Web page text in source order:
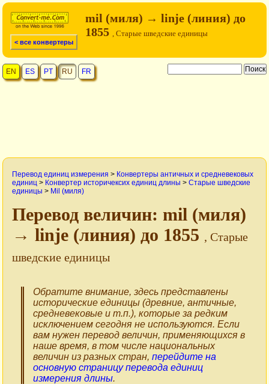
< все конвертеры
mil (миля) → linje (линия) до
1855 , Старые шведские единицы
EN ES PT RU FR
Перевод единиц измерения > Конвертеры античных и средневековых
единиц > Конвертер историчексих единиц длины > Старые шведские
единицы > Mil (миля)
Перевод величин: mil (миля)
→ linje (линия) до 1855 , Старые
шведские единицы
Обратите внимание, здесь представлены
исторические единицы (древние, античные,
средневековые и т.п.), которые за редким
исключением сегодня не используются. Если
вам нужен перевод величин, применяющихся в
наше время, в том числе национальных
величин из разных стран, перейдите на
основную страницу перевода единиц
измерения длины.